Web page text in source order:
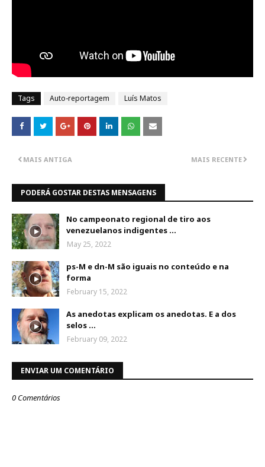
Tags Auto-reportagem Luís Matos
MAIS RECENTE
MAIS ANTIGA
PODERÁ GOSTAR DESTAS MENSAGENS
No campeonato regional de tiro aos
venezuelanos indigentes ...
May 25, 2022
ps-M e dn-M são iguais no conteúdo e na
forma
February 15, 2022
As anedotas explicam os anedotas. E a dos
selos ...
February 09, 2022
ENVIAR UM COMENTÁRIO
0 Comentários